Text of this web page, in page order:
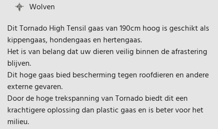
Wolven
Dit Tornado High Tensil gaas van 190cm hoog is geschikt als
kippengaas, hondengaas en hertengaas.
Het is van belang dat uw dieren veilig binnen de afrastering
blijven.
Dit hoge gaas bied bescherming tegen roofdieren en andere
externe gevaren.
Door de hoge trekspanning van Tornado biedt dit een
krachtigere oplossing dan plastic gaas en is beter voor het
milieu.